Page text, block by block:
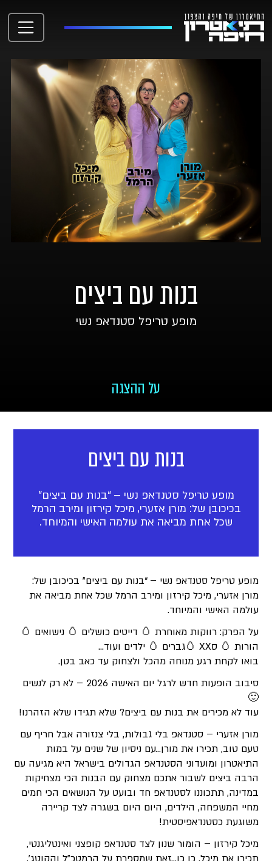
בנות עם ביצים
מופע טריפל סטנדאפ נשי
על ההצגה
בנות עם ביצים
מופע טריפל סטנדאפ נשי – “בנות עם ביצים”
בכיכובן של: מורן אזערי, מיכל קירזון ומירב הרמל
שכל אחת מביאה את עולמה האישי והמיוחד.
מופע טריפל סטנדאפ נשי – “בנות עם ביצים” בכיכובן של:
מורן אזערי, מיכל קירזון ומירב הרמל שכל אחת מביאה את
עולמה האישי והמיוחד.
על הפרק: רווקות מאוחרת 🥚 דייטים כושלים 🥚 נישואים 🥚
הורות 🥚 סXX 🥚גברים 🥚 ילדים ועוד…
בואו לקחת רגע מנוחה מהכל ולצחוק עד כאב בטן.
סיבוב הופעות חדש לרגל יום האישה 2026 – לא רק לנשים
🙂
עוד לא מכירים את בנות עם ביצים? שלא תגידו שלא הזהרנו!
מורן אזערי – סטנדאפ בלי גבולות, בלי צנזורה אבל חריף עם
טעם טוב, תכירו את מורן…עם ניסיון של שנים על במות
התיאטרון ומועדוני הסטנדאפ הגדולים בישראל היא מגיעה עם
הרבה ביצים לשבור אתכם מצחוק עם הבנות הכי מצחיקות
במדינה, תתכוננו לסטנדאפ חד ובועט על הנושאים הכי חמים
מחיי המשפחה, הילדים, היום היום בשגרה לצד קריירה
משוגעת כסטנדאפיסטית!
מיכל קירזון – הומור שנון לצד סטנדאפ קופצני ואינטליגנטי,